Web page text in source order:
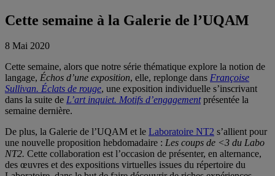
Cette semaine à la Galerie de l’UQAM
8 Mai 2020
Cette semaine, alors que notre série thématique explore la notion de
langage, Échos d’une exposition, elle, replonge dans Françoise
Sullivan. Éclats de rouge, une exposition individuelle s’inscrivant
dans la suite de L’art inquiet. Motifs d’engagement présentée la
semaine dernière.
De plus, la Galerie de l’UQAM et le Laboratoire NT2 s’allient pour
une nouvelle proposition hebdomadaire : Les coups de <3 du Labo
NT2. Cette collaboration est l’occasion de présenter, en alternance,
des œuvres et des expositions virtuelles issues du répertoire du